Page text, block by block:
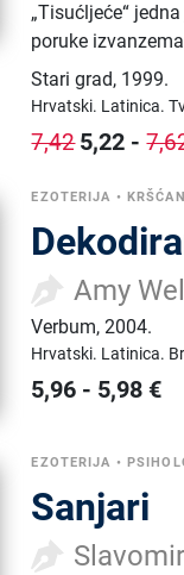
„Tisućljeće“
poruke
Stari grad, 1999.
Hrvatski. Latinica.
7,425,22 -
EZOTERIJA •
Amy
Verbum,2004.
Hrvatski. Latinica.
5,96 - 5,98 €
EZOTERIJA •
Sanjari